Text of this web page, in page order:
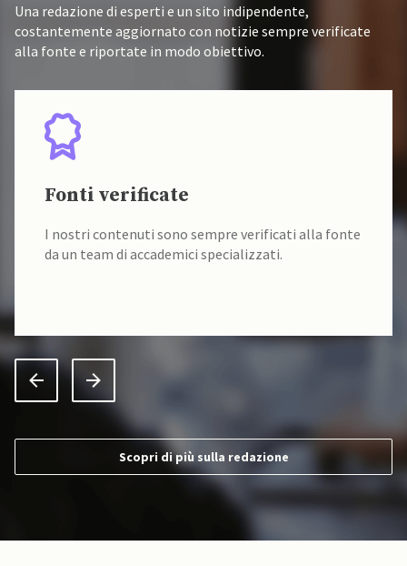
Una redazione di esperti e un sito indipendente,
costantemente aggiornato con notizie sempre verificate
alla fonte e riportate in modo obiettivo.
Fonti verificate
I nostri contenuti sono sempre verificati alla fonte
da un team di accademici specializzati.
Scopri di più sulla redazione